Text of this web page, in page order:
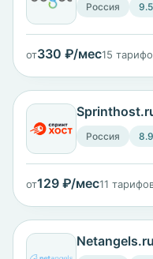
Россия
от330 ₽/мес15
Россия
от129 ₽/мес11
Netangels.ru